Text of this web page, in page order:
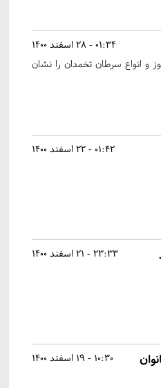
01:34 - 28 اسفند 1400
و انواع سرطان تخمدان را نشان
01:42 - 22 اسفند 1400
23:33 - 21 اسفند 1400
10:30 - 19 اسفند 1400